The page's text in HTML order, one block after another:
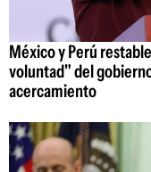
México y Perú
voluntad" del
acercamiento